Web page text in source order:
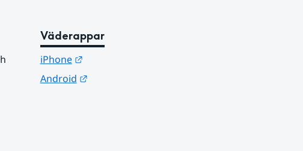
Väderappar
iPhone
Länk till annan webbplats.
Android
Länk till annan webbplats.